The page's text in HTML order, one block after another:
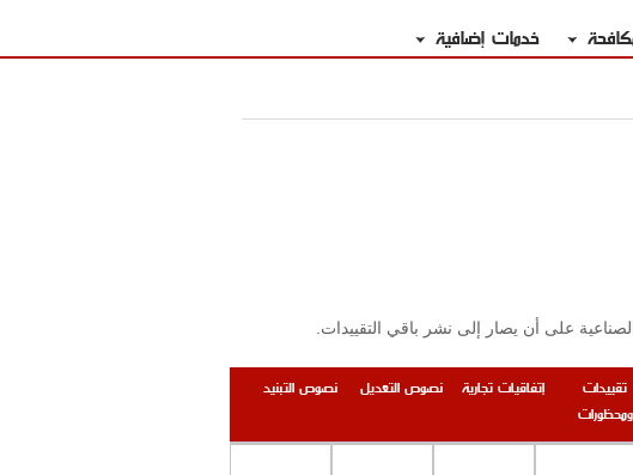
خدمات إضافية
تقييدات
ومحظورات
إتفاقيات تجارية نصوص التعديل نصوص التبنيد